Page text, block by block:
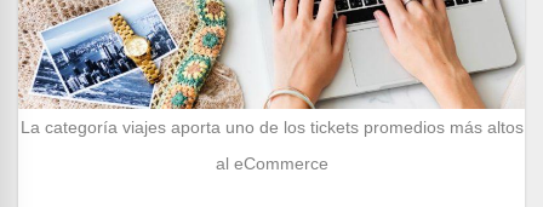
La categoría viajes aporta uno de los tickets promedios más altos
al eCommerce